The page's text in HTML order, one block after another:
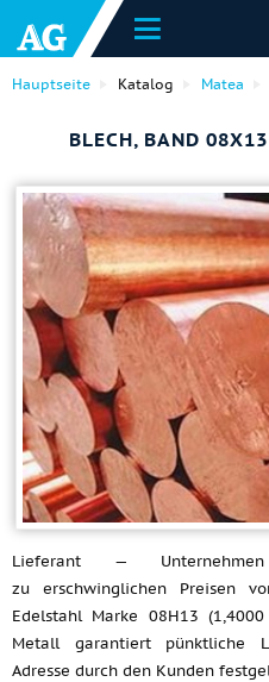
Hauptseite Katalog Matea
BLECH, BAND
Lieferant —
zu erschwinglichen Preisen
Edelstahl Marke 08H13
Metall garantiert pünktliche
Adresse durch den Kunden